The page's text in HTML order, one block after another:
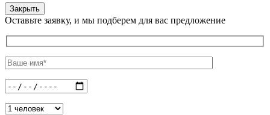
Закрыть
Оставьте заявку, и мы подберем для вас предложение